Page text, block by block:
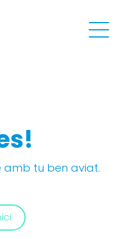
amb tu ben aviat.